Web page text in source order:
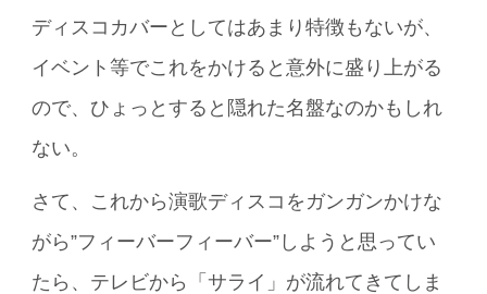
ディスコカバーとしてはあまり特徴もないが、
イベント等でこれをかけると意外に盛り上がる
ので、ひょっとすると隠れた名盤なのかもしれ
ない。
さて、これから演歌ディスコをガンガンかけな
がら”フィーバーフィーバー”しようと思ってい
たら、テレビから「サライ」が流れてきてしま